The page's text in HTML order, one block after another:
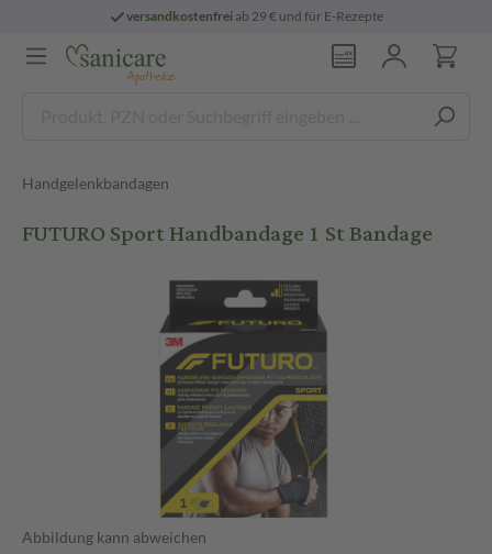
versandkostenfreiab 29 € und für E-Rezepte
Handgelenkbandagen
FUTURO Sport Handbandage 1 St Bandage
Abbildung kann abweichen